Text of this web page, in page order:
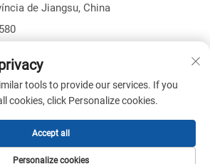
de Jiangsu, China
Yuetai Precision Machinery
Privacidade-BLOG
tools to provide our services. If you
cookies, click Personalize cookies.
Personalize cookies
Accept all